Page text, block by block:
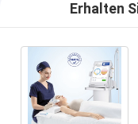
Erhalten